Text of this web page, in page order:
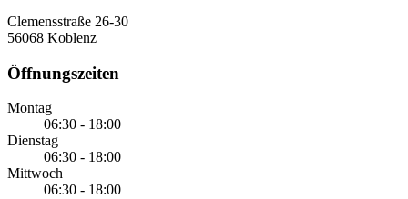
Clemensstraße 26-30
56068 Koblenz
Öffnungszeiten
Montag
06:30 - 18:00
Dienstag
06:30 - 18:00
Mittwoch
06:30 - 18:00